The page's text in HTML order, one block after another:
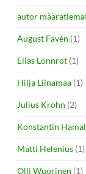
autor
August Favén (1)
Elias Lönnrot (1)
Hilja Liinamaa (1)
Julius Krohn (2)
Konstantin
Matti Helenius (1)
Olli Wuorinen (1)